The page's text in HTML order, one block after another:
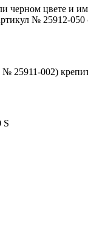
черном цвете и
№ 25912-
25911-002)
S